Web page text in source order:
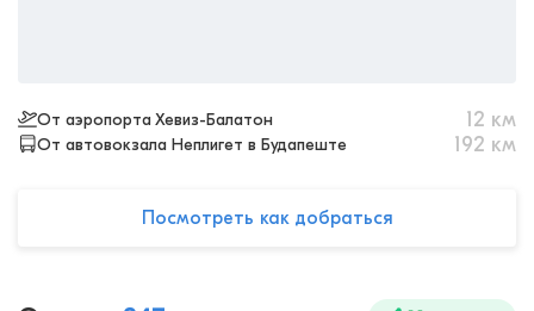
От аэропорта Хевиз-Балатон 12 км
От автовокзала Неплигет в Будапеште 192 км
Посмотреть как добраться